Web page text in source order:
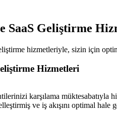
SaaS Geliştirme
hizmetleriyle, sizin için
Hizmetleri
karşılama
ve iş akışını optimal